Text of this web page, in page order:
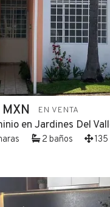
EN VENTA
en Jardines Del
2 baños 135